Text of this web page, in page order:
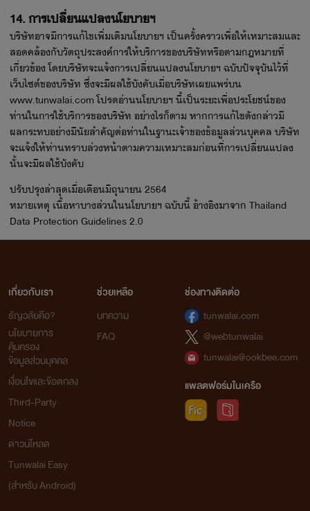
14. การเปลี่ยนแปลงนโยบายฯ
บริษัทอาจมีการแก้ไขเพิ่มเติมนโยบายฯ เป็นครั้งคราวเพื่อให้เหมาะสมและ
สอดคล้องกับวัตถุประสงค์การให้บริการของบริษัทหรือตามกฎหมายที่
เกี่ยวข้อง โดยบริษัทจะแจ้งการเปลี่ยนแปลงนโยบายฯ ฉบับปัจจุบันไว้ที่
เว็บไซต์ของบริษัท ซึ่งจะมีผลใช้บังคับเมื่อบริษัทเผยแพร่บน
www.tunwalai.com โปรดอ่านนโยบายฯ นี้เป็นระยะเพื่อประโยชน์ของ
ท่านในการใช้บริการของบริษัท อย่างไรก็ตาม หากการแก้ไขดังกล่าวมี
ผลกระทบอย่างมีนัยสำคัญต่อท่านในฐานะเจ้าของข้อมูลส่วนบุคคล บริษัท
จะแจ้งให้ท่านทราบล่วงหน้าตามความเหมาะสมก่อนที่การเปลี่ยนแปลง
นั้นจะมีผลใช้บังคับ
ปรับปรุงล่าสุดเมื่อเดือนมิถุนายน 2564
หมายเหตุ เนื้อหาบางส่วนในนโยบายฯ ฉบับนี้ อ้างอิงมาจาก Thailand
Data Protection Guidelines 2.0
เกี่ยวกับเรา
ธัญวลัยคือ?
นโยบายการ
คุ้มครอง
ข้อมูลส่วนบุคคล
เงื่อนไขและข้อตกลง
Third-Party
Notice
ดาวน์โหลด
Tunwalai Easy
(สำหรับ Android)
ช่วยเหลือ
บทความ
FAQ
ช่องทางติดต่อ
tunwalai.com
@webtunwalai
tunwalai@ookbee.com
แพลตฟอร์มในเครือ